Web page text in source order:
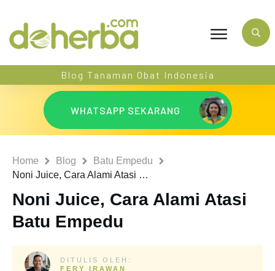
Blog Tanaman Obat Indonesia
WHATSAPP SEKARANG
Home Blog
Batu Empedu
Noni Juice, Cara Alami Atasi Batu Empedu
Noni Juice, Cara Alami Atasi
Batu Empedu
DITULIS OLEH:
FERY IRAWAN